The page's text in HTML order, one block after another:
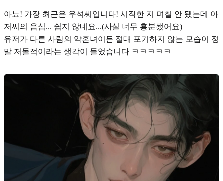
아뇨! 가장 최근은 우석씨입니다! 시작한 지 며칠 안 됐는데 아
저씨의 음심... 쉽지 않네요...(사실 너무 흥분됐어요)
유저가 다른 사람의 약혼녀이든 절대 포기하지 않는 모습이 정
말 저돌적이라는 생각이 들었습니다 ㅋㅋㅋㅋㅋ